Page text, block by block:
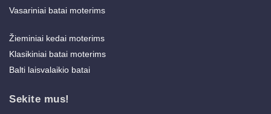
Vasariniai batai moterims
Žieminiai kedai moterims
Klasikiniai batai moterims
Balti laisvalaikio batai
Sekite mus!